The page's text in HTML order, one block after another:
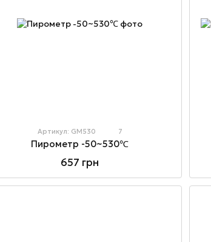
Артикул: GM530 7
Пирометр -50~530℃
657 грн